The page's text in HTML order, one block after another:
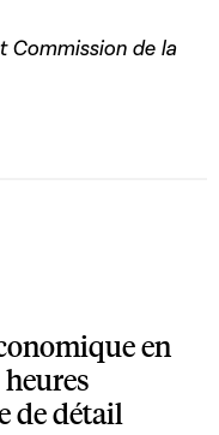
Commission de la
en
de détail